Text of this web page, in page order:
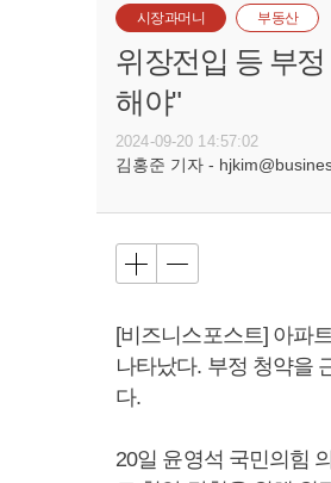
시장과머니 부동산
위장전입 등 부
해야"
2024-09-20 14:57:02
김홍준 기자 -
[비즈니스포스트] 아파
나타났다. 부정 청약을
다.
20일 윤영석 국민의힘